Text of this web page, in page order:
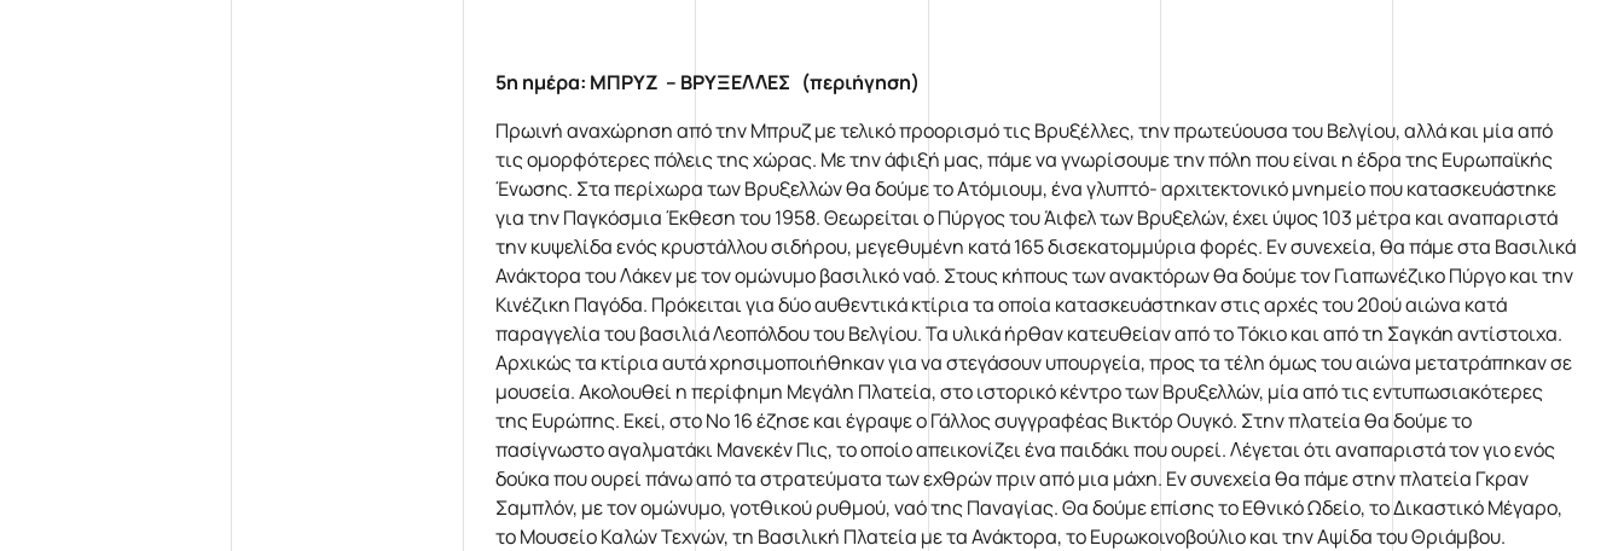
5η ημέρα: ΜΠΡΥΖ – ΒΡΥΞΕΛΛΕΣ (περιήγηση)
Πρωινή αναχώρηση από την Μπρυζ με τελικό προορισμό τις Βρυξέλλες, την πρωτεύουσα του Βελγίου, αλλά και μία από
τις ομορφότερες πόλεις της χώρας. Με την άφιξή μας, πάμε να γνωρίσουμε την πόλη που είναι η έδρα της Ευρωπαϊκής
Ένωσης. Στα περίχωρα των Βρυξελλών θα δούμε το Ατόμιουμ, ένα γλυπτό- αρχιτεκτονικό μνημείο που κατασκευάστηκε
για την Παγκόσμια Έκθεση του 1958. Θεωρείται ο Πύργος του Άιφελ των Βρυξελών, έχει ύψος 103 μέτρα και αναπαριστά
την κυψελίδα ενός κρυστάλλου σιδήρου, μεγεθυμένη κατά 165 δισεκατομμύρια φορές. Εν συνεχεία, θα πάμε στα Βασιλικά
Ανάκτορα του Λάκεν με τον ομώνυμο βασιλικό ναό. Στους κήπους των ανακτόρων θα δούμε τον Γιαπωνέζικο Πύργο και την
Κινέζικη Παγόδα. Πρόκειται για δύο αυθεντικά κτίρια τα οποία κατασκευάστηκαν στις αρχές του 20ού αιώνα κατά
παραγγελία του βασιλιά Λεοπόλδου του Βελγίου. Τα υλικά ήρθαν κατευθείαν από το Τόκιο και από τη Σαγκάη αντίστοιχα.
Αρχικώς τα κτίρια αυτά χρησιμοποιήθηκαν για να στεγάσουν υπουργεία, προς τα τέλη όμως του αιώνα μετατράπηκαν σε
μουσεία. Ακολουθεί η περίφημη Μεγάλη Πλατεία, στο ιστορικό κέντρο των Βρυξελλών, μία από τις εντυπωσιακότερες
της Ευρώπης. Εκεί, στο Νο 16 έζησε και έγραψε ο Γάλλος συγγραφέας Βικτόρ Ουγκό. Στην πλατεία θα δούμε το
πασίγνωστο αγαλματάκι Μανεκέν Πις, το οποίο απεικονίζει ένα παιδάκι που ουρεί. Λέγεται ότι αναπαριστά τον γιο ενός
δούκα που ουρεί πάνω από τα στρατεύματα των εχθρών πριν από μια μάχη. Εν συνεχεία θα πάμε στην πλατεία Γκραν
Σαμπλόν, με τον ομώνυμο, γοτθικού ρυθμού, ναό της Παναγίας. Θα δούμε επίσης το Εθνικό Ωδείο, το Δικαστικό Μέγαρο,
το Μουσείο Καλών Τεχνών, τη Βασιλική Πλατεία με τα Ανάκτορα, το Ευρωκοινοβούλιο και την Αψίδα του Θριάμβου.